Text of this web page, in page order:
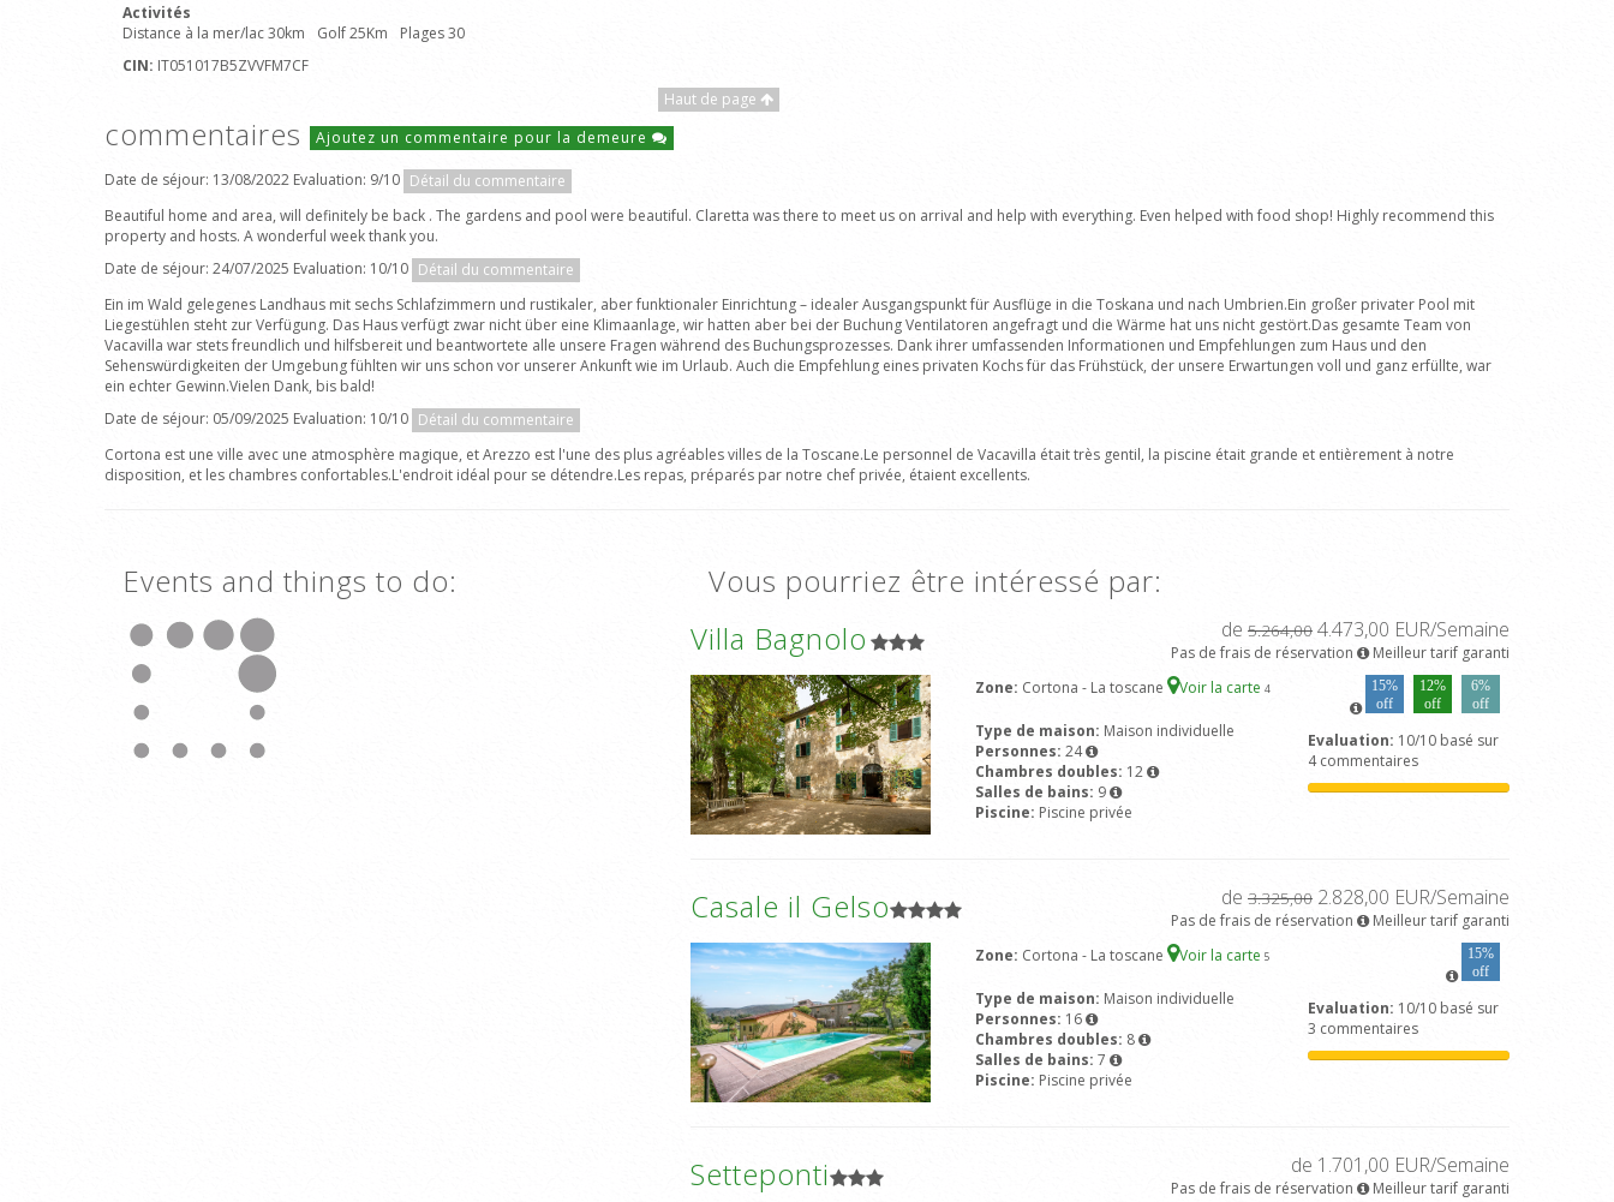
Activités
Distance à la mer/lac 30km
Golf 25Km
Plages 30
CIN: IT051017B5ZVVFM7CF
Haut de page
commentaires Ajoutez un commentaire pour la demeure
Date de séjour: 13/08/2022 Evaluation: 9/10 Détail du commentaire
Beautiful home and area, will definitely be back . The gardens and pool were beautiful. Claretta was there to meet us on arrival and help with everything. Even helped with food shop! Highly recommend this
property and hosts. A wonderful week thank you.
Date de séjour: 24/07/2025 Evaluation: 10/10 Détail du commentaire
Ein im Wald gelegenes Landhaus mit sechs Schlafzimmern und rustikaler, aber funktionaler Einrichtung – idealer Ausgangspunkt für Ausflüge in die Toskana und nach Umbrien.Ein großer privater Pool mit
Liegestühlen steht zur Verfügung. Das Haus verfügt zwar nicht über eine Klimaanlage, wir hatten aber bei der Buchung Ventilatoren angefragt und die Wärme hat uns nicht gestört.Das gesamte Team von
Vacavilla war stets freundlich und hilfsbereit und beantwortete alle unsere Fragen während des Buchungsprozesses. Dank ihrer umfassenden Informationen und Empfehlungen zum Haus und den
Sehenswürdigkeiten der Umgebung fühlten wir uns schon vor unserer Ankunft wie im Urlaub. Auch die Empfehlung eines privaten Kochs für das Frühstück, der unsere Erwartungen voll und ganz erfüllte, war
ein echter Gewinn.Vielen Dank, bis bald!
Date de séjour: 05/09/2025 Evaluation: 10/10 Détail du commentaire
Cortona est une ville avec une atmosphère magique, et Arezzo est l'une des plus agréables villes de la Toscane.Le personnel de Vacavilla était très gentil, la piscine était grande et entièrement à notre
disposition, et les chambres confortables.L'endroit idéal pour se détendre.Les repas, préparés par notre chef privée, étaient excellents.
Events and things to do:
Vous pourriez être intéressé par:
Villa Bagnolo
de 5.264,00 4.473,00 EUR/Semaine
Pas de frais de réservation
Meilleur tarif garanti
Zone: Cortona - La toscane Voir la carte 4
15%
off
12%
off
6%
off
Type de maison: Maison individuelle
Personnes: 24
Chambres doubles: 12
Salles de bains: 9
Piscine: Piscine privée
Evaluation: 10/10 basé sur
4 commentaires
Casale il Gelso de 3.325,00 2.828,00 EUR/Semaine
Pas de frais de réservation
Meilleur tarif garanti
Zone: Cortona - La toscane Voir la carte 5
15%
off
Type de maison: Maison individuelle
Personnes: 16
Chambres doubles: 8
Salles de bains: 7
Piscine: Piscine privée
Evaluation: 10/10 basé sur
3 commentaires
Setteponti de 1.701,00 EUR/Semaine
Pas de frais de réservation Meilleur tarif garanti